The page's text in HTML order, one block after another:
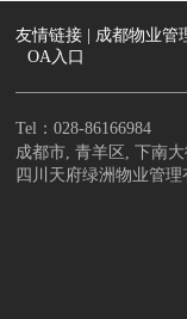
友情链接 | 成都物业管
OA入口
Tel：028-86166984
成都市, 青羊区, 下南大
四川天府绿洲物业管理